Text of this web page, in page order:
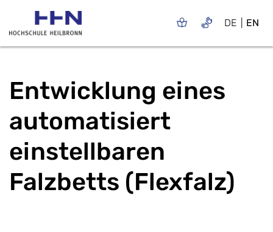
DE EN
Entwicklung eines
automatisiert
einstellbaren
Falzbetts (Flexfalz)